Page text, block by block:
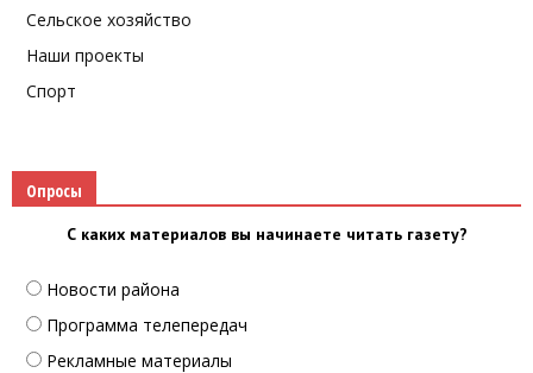
Сельское хозяйство
Наши проекты
Спорт
Опросы
С каких материалов вы начинаете читать газету?
Новости района
Программа телепередач
Рекламные материалы